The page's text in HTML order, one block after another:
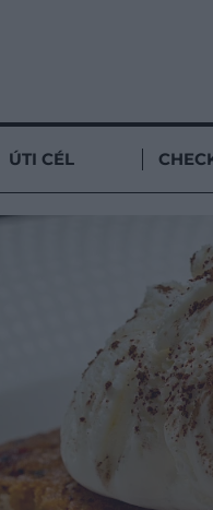
ÚTI CÉL